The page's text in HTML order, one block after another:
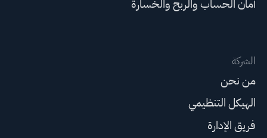
أمان الحساب والربح والخسارة
الشركة
من نحن
الهيكل التنظيمي
فريق الإدارة